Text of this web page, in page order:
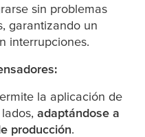
sin problemas
garantizando un
interrupciones.
la aplicación de
adaptándose a
producción.